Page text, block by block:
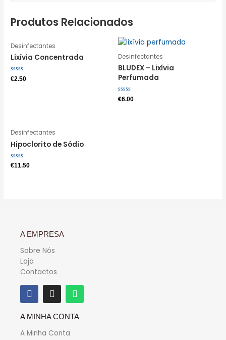
Produtos Relacionados
Desinfectantes
Lixívia Concentrada
Avaliação
0
€2.50
Desinfectantes
BLUDEX – Lixívia
Perfumada
Avaliação
0
€6.00
Desinfectantes
Hipoclorito de Sódio
Avaliação
€11.50
A EMPRESA
Sobre Nós
Loja
Contactos
A MINHA CONTA
A Minha Conta